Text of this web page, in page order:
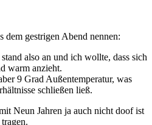
dem gestrigen Abend nennen:
also an und ich wollte, dass sich
warm anzieht.
9 Grad Außentemperatur, was
schließen ließ.
Neun Jahren ja auch nicht doof ist